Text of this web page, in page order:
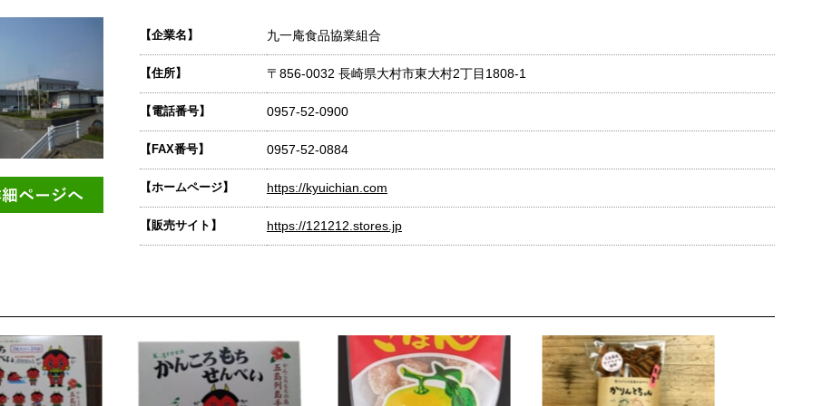
【企業名】 九一庵食品協業組合
【住所】 〒856-0032 長崎県大村市東大村2丁目1808-1
【電話番号】 0957-52-0900
【FAX番号】 0957-52-0884
【ホームページ】 https://kyuichian.com
【販売サイト】 https://121212.stores.jp